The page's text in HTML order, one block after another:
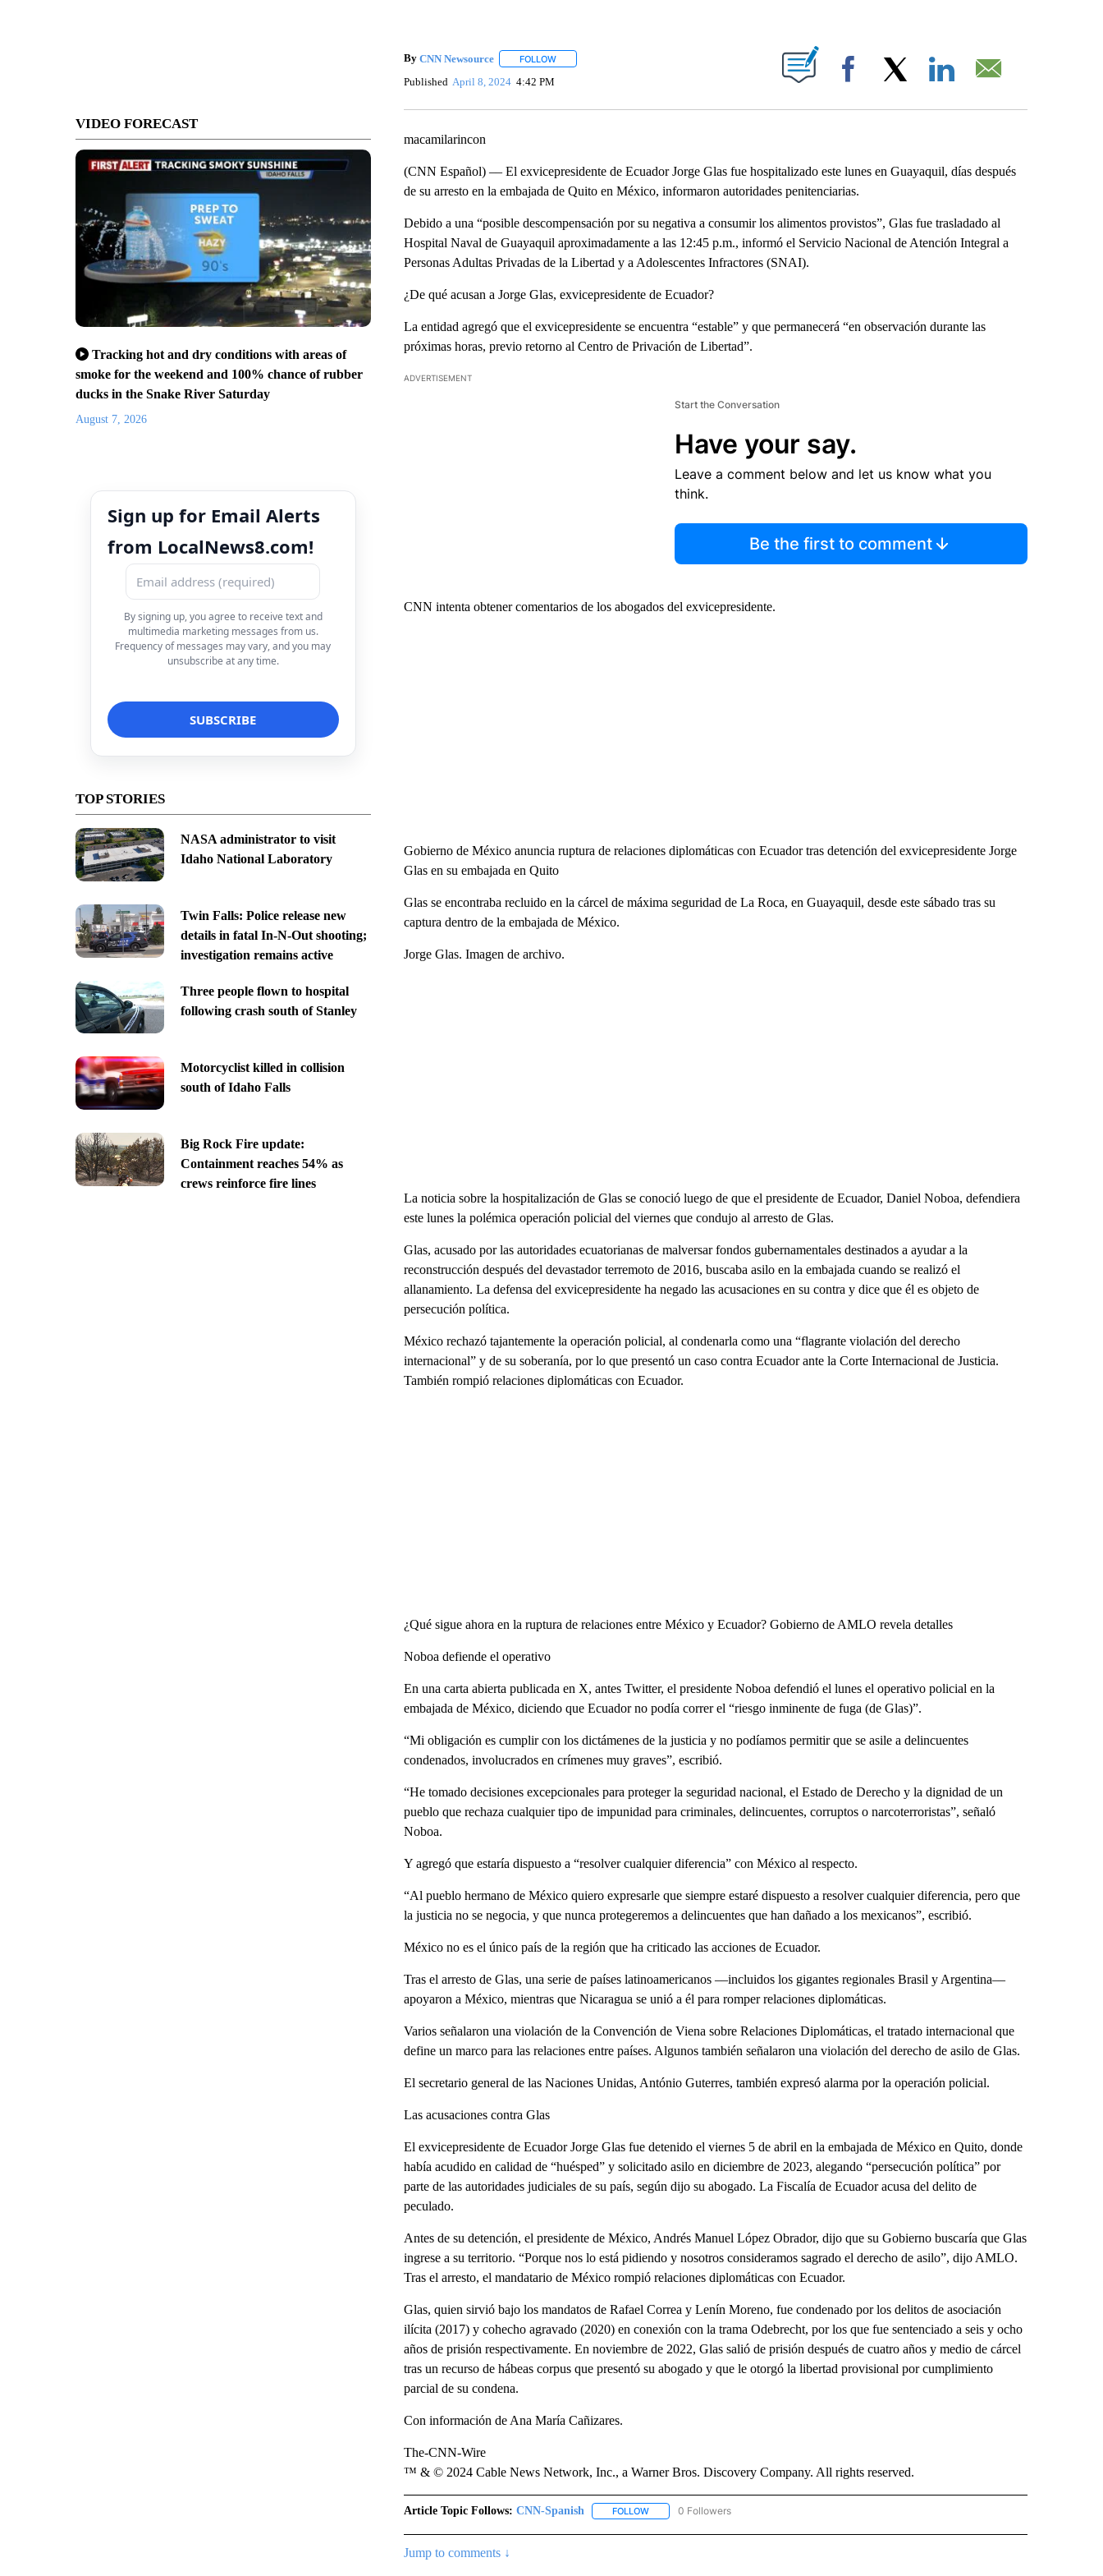
VIDEO FORECAST
Tracking hot and dry conditions with areas of
smoke for the weekend and 100% chance of rubber
ducks in the Snake River Saturday
August 7, 2026
Sign up for Email Alerts
from LocalNews8.com!
By signing up, you agree to receive text and
multimedia marketing messages from us.
Frequency of messages may vary, and you may
unsubscribe at any time.
TOP STORIES
NASA administrator to visit
Idaho National Laboratory
Twin Falls: Police release new
details in fatal In-N-Out shooting;
investigation remains active
Three people flown to hospital
following crash south of Stanley
Motorcyclist killed in collision
south of Idaho Falls
Big Rock Fire update:
Containment reaches 54% as
crews reinforce fire lines
By CNN Newsource FOLLOWFOLLOW "" TO RECEIVE NOTIFICATIONS ABOUT NEW PAGES ON "".
Published April 8, 2024 4:42 PM Facebook
macamilarincon
(CNN Español) –– El exvicepresidente de Ecuador Jorge Glas fue hospitalizado este lunes en Guayaquil, días después
de su arresto en la embajada de Quito en México, informaron autoridades penitenciarias.
Debido a una “posible descompensación por su negativa a consumir los alimentos provistos”, Glas fue trasladado al
Hospital Naval de Guayaquil aproximadamente a las 12:45 p.m., informó el Servicio Nacional de Atención Integral a
Personas Adultas Privadas de la Libertad y a Adolescentes Infractores (SNAI).
¿De qué acusan a Jorge Glas, exvicepresidente de Ecuador?
La entidad agregó que el exvicepresidente se encuentra “estable” y que permanecerá “en observación durante las
próximas horas, previo retorno al Centro de Privación de Libertad”.
ADVERTISEMENT
Start the Conversation
Have your say.
Leave a comment below and let us know what you
think.
Be the first to comment
CNN intenta obtener comentarios de los abogados del exvicepresidente.
Gobierno de México anuncia ruptura de relaciones diplomáticas con Ecuador tras detención del exvicepresidente Jorge
Glas en su embajada en Quito
Glas se encontraba recluido en la cárcel de máxima seguridad de La Roca, en Guayaquil, desde este sábado tras su
captura dentro de la embajada de México.
Jorge Glas. Imagen de archivo.
La noticia sobre la hospitalización de Glas se conoció luego de que el presidente de Ecuador, Daniel Noboa, defendiera
este lunes la polémica operación policial del viernes que condujo al arresto de Glas.
Glas, acusado por las autoridades ecuatorianas de malversar fondos gubernamentales destinados a ayudar a la
reconstrucción después del devastador terremoto de 2016, buscaba asilo en la embajada cuando se realizó el
allanamiento. La defensa del exvicepresidente ha negado las acusaciones en su contra y dice que él es objeto de
persecución política.
México rechazó tajantemente la operación policial, al condenarla como una “flagrante violación del derecho
internacional” y de su soberanía, por lo que presentó un caso contra Ecuador ante la Corte Internacional de Justicia.
También rompió relaciones diplomáticas con Ecuador.
¿Qué sigue ahora en la ruptura de relaciones entre México y Ecuador? Gobierno de AMLO revela detalles
Noboa defiende el operativo
En una carta abierta publicada en X, antes Twitter, el presidente Noboa defendió el lunes el operativo policial en la
embajada de México, diciendo que Ecuador no podía correr el “riesgo inminente de fuga (de Glas)”.
“Mi obligación es cumplir con los dictámenes de la justicia y no podíamos permitir que se asile a delincuentes
condenados, involucrados en crímenes muy graves”, escribió.
“He tomado decisiones excepcionales para proteger la seguridad nacional, el Estado de Derecho y la dignidad de un
pueblo que rechaza cualquier tipo de impunidad para criminales, delincuentes, corruptos o narcoterroristas”, señaló
Noboa.
Y agregó que estaría dispuesto a “resolver cualquier diferencia” con México al respecto.
“Al pueblo hermano de México quiero expresarle que siempre estaré dispuesto a resolver cualquier diferencia, pero que
la justicia no se negocia, y que nunca protegeremos a delincuentes que han dañado a los mexicanos”, escribió.
México no es el único país de la región que ha criticado las acciones de Ecuador.
Tras el arresto de Glas, una serie de países latinoamericanos ––incluidos los gigantes regionales Brasil y Argentina––
apoyaron a México, mientras que Nicaragua se unió a él para romper relaciones diplomáticas.
Varios señalaron una violación de la Convención de Viena sobre Relaciones Diplomáticas, el tratado internacional que
define un marco para las relaciones entre países. Algunos también señalaron una violación del derecho de asilo de Glas.
El secretario general de las Naciones Unidas, António Guterres, también expresó alarma por la operación policial.
Las acusaciones contra Glas
El exvicepresidente de Ecuador Jorge Glas fue detenido el viernes 5 de abril en la embajada de México en Quito, donde
había acudido en calidad de “huésped” y solicitado asilo en diciembre de 2023, alegando “persecución política” por
parte de las autoridades judiciales de su país, según dijo su abogado. La Fiscalía de Ecuador acusa del delito de
peculado.
Antes de su detención, el presidente de México, Andrés Manuel López Obrador, dijo que su Gobierno buscaría que Glas
ingrese a su territorio. “Porque nos lo está pidiendo y nosotros consideramos sagrado el derecho de asilo”, dijo AMLO.
Tras el arresto, el mandatario de México rompió relaciones diplomáticas con Ecuador.
Glas, quien sirvió bajo los mandatos de Rafael Correa y Lenín Moreno, fue condenado por los delitos de asociación
ilícita (2017) y cohecho agravado (2020) en conexión con la trama Odebrecht, por los que fue sentenciado a seis y ocho
años de prisión respectivamente. En noviembre de 2022, Glas salió de prisión después de cuatro años y medio de cárcel
tras un recurso de hábeas corpus que presentó su abogado y que le otorgó la libertad provisional por cumplimiento
parcial de su condena.
Con información de Ana María Cañizares.
The-CNN-Wire
™ & © 2024 Cable News Network, Inc., a Warner Bros. Discovery Company. All rights reserved.
Article Topic Follows: CNN-Spanish FOLLOWFOLLOW "CNN-SPANISH" TO RECEIVE NOTIFICATIONS ABOUT NEW PAGES ON "CNN-SPANISH".
0 Followers
Jump to comments ↓